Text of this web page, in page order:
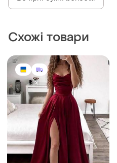
Схожі товари